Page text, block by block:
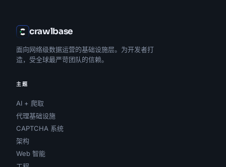
crawlbase
面向网络级数据运营的基础设施层。为开发者打
造，受全球最严苛团队的信赖。
主题
AI + 爬取
代理基础设施
CAPTCHA 系统
架构
Web 智能